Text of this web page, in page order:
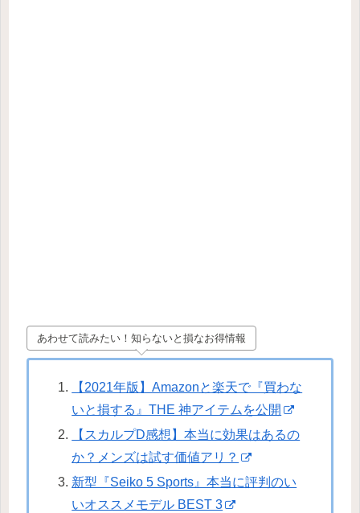
あわせて読みたい！知らないと損なお得情報
【2021年版】Amazonと楽天で『買わな
いと損する』THE 神アイテムを公開
【スカルプD感想】本当に効果はあるの
か？メンズは試す価値アリ？
新型『Seiko 5 Sports』本当に評判のい
いオススメモデル BEST 3